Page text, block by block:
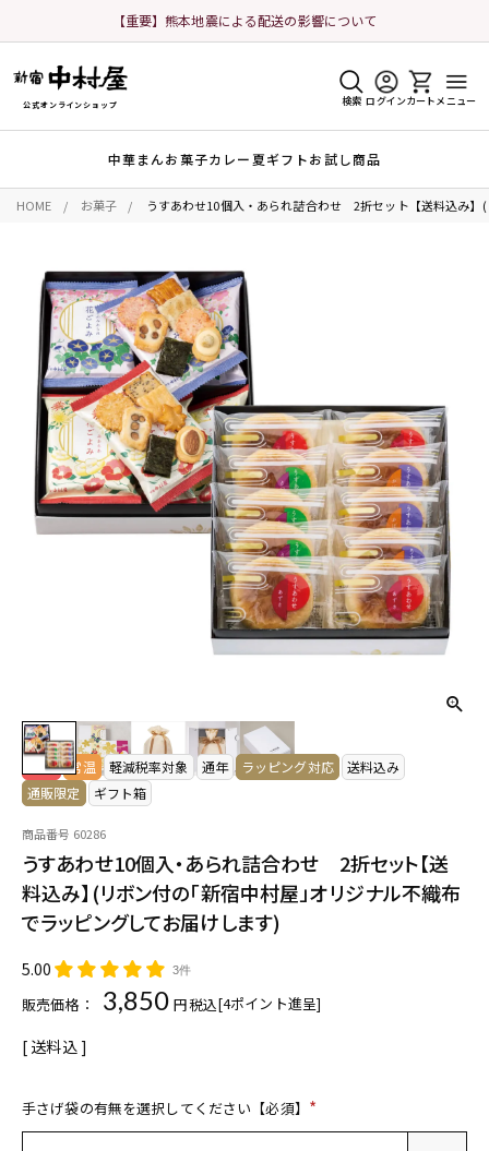
【重要】熊本地震による配送の影響について
公式オンラインショップ 検索 ログインカート メニュー
中華まんお菓子カレー夏ギフトお試し商品
HOME お菓子 うすあわせ10個入・あられ詰合わせ 2折セット【送料込み
NEW 常温 軽減税率対象 通年 ラッピング対応
送料込み
通販限定
ギフト箱
商品番号 60286
うすあわせ10個入・あられ詰合わせ 2折セット【送
料込み】(リボン付の「新宿中村屋」オリジナル不織布
でラッピングしてお届けします)
5.00 3件
販売価格： 3,850 税込[4ポイント進呈]
送料込
手さげ袋の有無を選択してください【必須】
(